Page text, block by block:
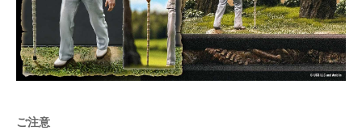
ご注意